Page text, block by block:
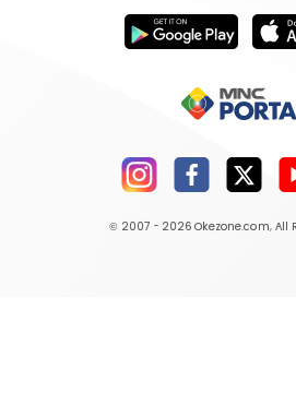
© 2007 - 2026 Okezone.com, All